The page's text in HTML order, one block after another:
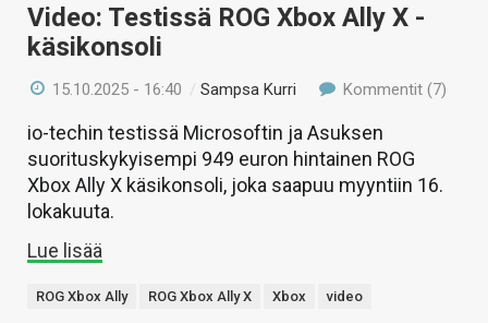
Video: Testissä ROG Xbox Ally X -
käsikonsoli
15.10.2025 - 16:40 /Sampsa Kurri Kommentit (7)
io-techin testissä Microsoftin ja Asuksen
suorituskykyisempi 949 euron hintainen ROG
Xbox Ally X käsikonsoli, joka saapuu myyntiin 16.
lokakuuta.
Lue lisää
ROG Xbox Ally ROG Xbox Ally X Xbox video